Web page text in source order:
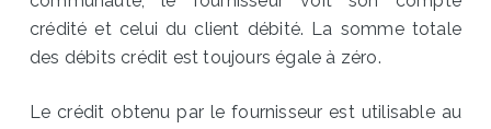
crédité et celui du client débité. La somme totale
des débits crédit est toujours égale à zéro.
Le crédit obtenu par le fournisseur est utilisable au